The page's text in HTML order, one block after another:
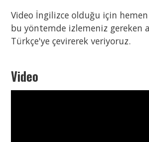
Video İngilizce olduğu için hemen
bu yöntemde izlemeniz gereken
Türkçe'ye çevirerek veriyoruz.
Video